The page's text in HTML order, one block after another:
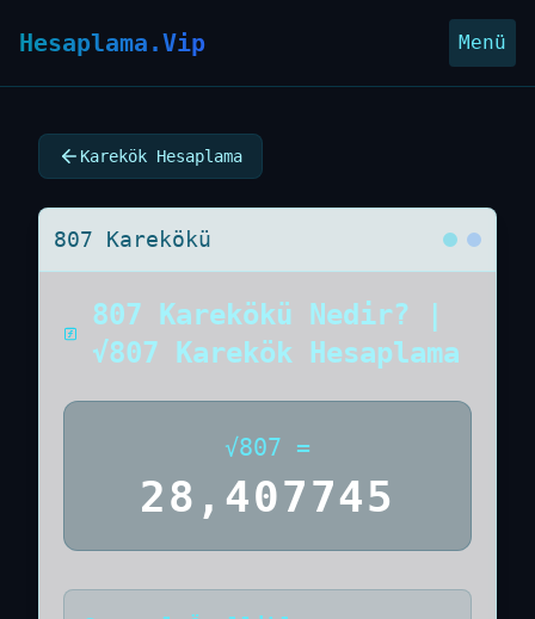
Hesaplama.Vip Menü
Karekök Hesaplama
807 Karekökü
807 Karekökü Nedir? |
√807 Karekök Hesaplama
√807 =
28,407745